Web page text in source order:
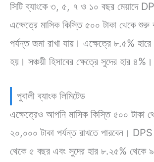
সিটি ব্যাংকে ৩, ৫, ৭ ও ১০ বছর মেয়াদে
এক্ষেত্রে মাসিক কিস্তি ৫০০ টাকা থেকে
পর্যন্ত জমা রাখা যায়। এক্ষেত্রে ৮.৫%
হয়। সঞ্চয়ী হিসাবের ক্ষেত্রে সুদের হার ৪%।
পুবালী ব্যাংক লিমিটেড
এক্ষেত্রেও আপনি মাসিক কিস্তি ৫০০ টাকা
২০,০০০ টাকা পর্যন্ত রাখতে পারবেন।
থেকে ৫ বছর এবং সুদের হার ৮.২৫% থেকে